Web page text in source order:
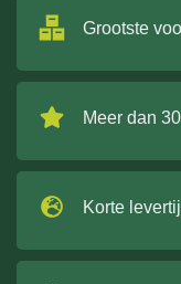
Grootste
Meer dan
Korte